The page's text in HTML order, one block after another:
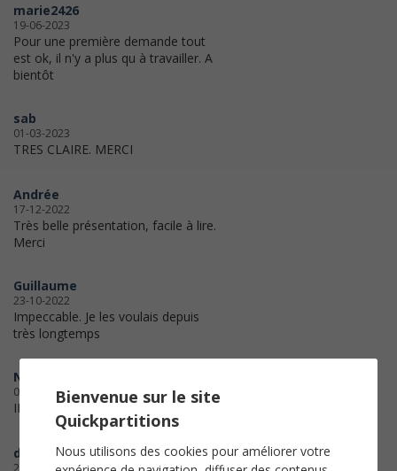
marie2426
19-06-2023
Pour une première demande tout
est ok, il n'y a plus qu à travailler. A
bientôt
sab
01-03-2023
TRES CLAIRE. MERCI
Andrée
17-12-2022
Très belle présentation, facile à lire.
Merci
Guillaume
23-10-2022
Impeccable. Je les voulais depuis
très longtemps
NANA44
06-10-2022
IMPRESSION OK
djindjan
28-02-2022
Bienvenue sur le site
Quickpartitions
Nous utilisons des cookies pour améliorer votre